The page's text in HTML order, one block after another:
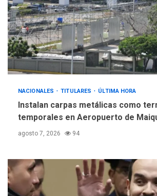
INTERNACIONALES
Hiroshima 81
debacle
debate
nucleares
NACIONALES TITULARES ÚLTIMA HORA
Instalan carpas metálicas como
temporales en Aeropuerto de
agosto 7, 2026 94